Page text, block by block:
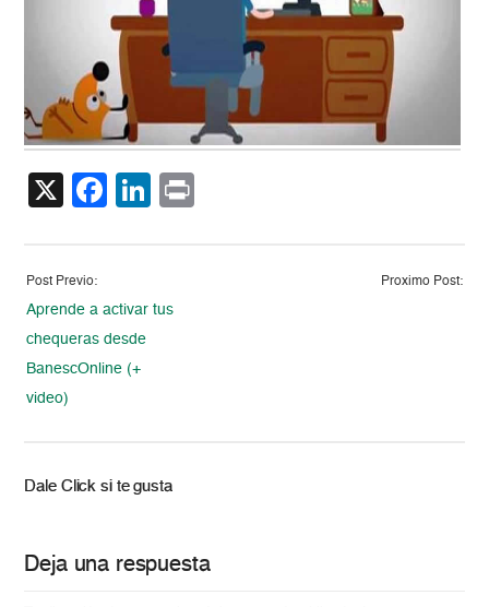
X Facebook
LinkedIn
Post Previo:
Aprende a activar tus
chequeras desde
BanescOnline (+
video)
Proximo Post:
Dale Click si te gusta
Deja una respuesta